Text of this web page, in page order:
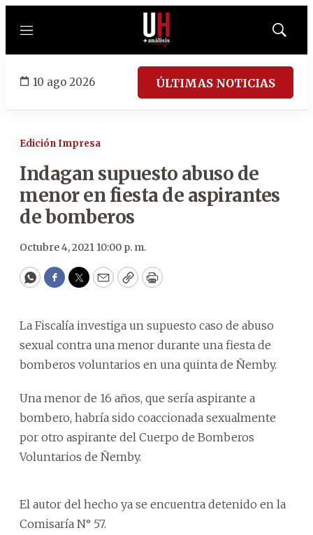
Menú
Mostrar
10 ago 2026 ÚLTIMAS NOTICIAS
Edición Impresa
Indagan supuesto abuso de
menor en fiesta de aspirantes
de bomberos
Octubre 4, 2021 10:00 p. m.
WhatsApp
Facebook
Twitter
EmailCopyPrint
La Fiscalía investiga un supuesto caso de abuso
sexual contra una menor durante una fiesta de
bomberos voluntarios en una quinta de Ñemby.
Una menor de 16 años, que sería aspirante a
bombero, habría sido coaccionada sexualmente
por otro aspirante del Cuerpo de Bomberos
Voluntarios de Ñemby.
El autor del hecho ya se encuentra detenido en la
Comisaría N° 57.